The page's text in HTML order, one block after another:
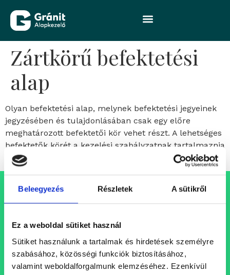
Beleegyezés Részletek A sütikről
Ez a weboldal sütiket használ
Sütiket használunk a tartalmak és hirdetések személyre
szabásához, közösségi funkciók biztosításához,
valamint weboldalforgalmunk elemzéséhez. Ezenkívül
Zártkörű befektetési
alap
Olyan befektetési alap, melynek befektetési jegyeinek
jegyzésében és tulajdonlásában csak egy előre
meghatározott befektetői kör vehet részt. A lehetséges
befektetők körét a kezelési szabályzatnak tartalmaznia
kell.
Állásajánlataink
Folyamatosan bővülő csapatunkba keressük azokat a
támogató szellemi műhely keretein belül folytatnák
karrierjüket.